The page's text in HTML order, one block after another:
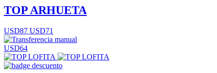
TOP ARHUETA
USD87 USD71
USD64